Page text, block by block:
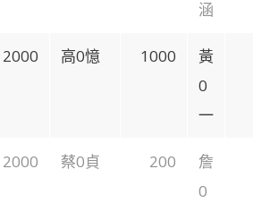
涵
2000 高0憶 1000
黃
0
一
2000 蔡0貞 200
詹
0